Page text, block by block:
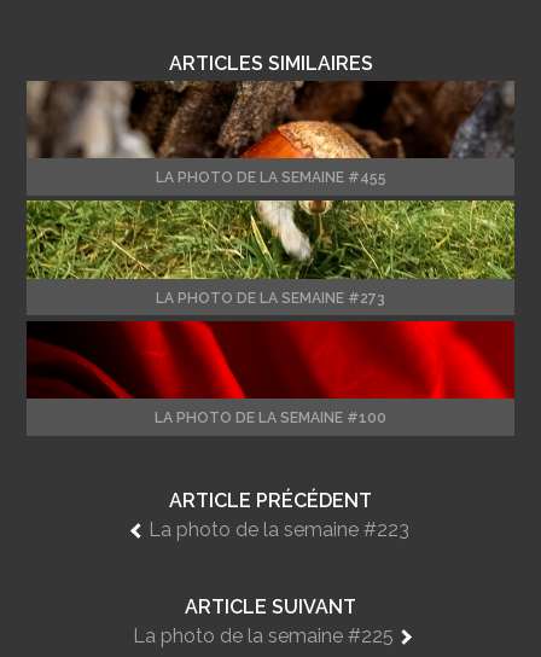
ARTICLES SIMILAIRES
LA PHOTO DE LA SEMAINE #455
LA PHOTO DE LA SEMAINE #273
LA PHOTO DE LA SEMAINE #100
ARTICLE PRÉCÉDENT
La photo de la semaine #223
ARTICLE SUIVANT
La photo de la semaine #225